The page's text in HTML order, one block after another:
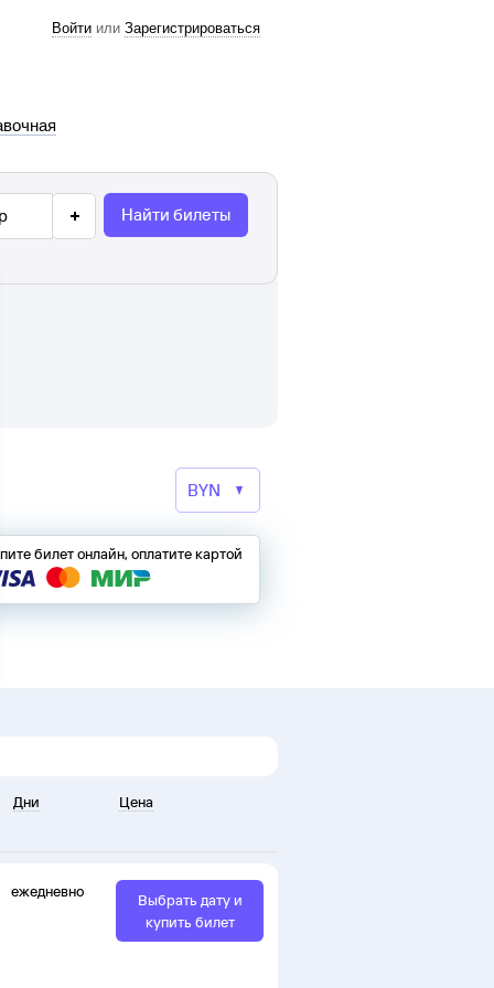
Войти или Зарегистрироваться
Найти билеты
билет онлайн, оплатите картой
Дни Цена
ежедневно
Выбрать дату и
купить билет